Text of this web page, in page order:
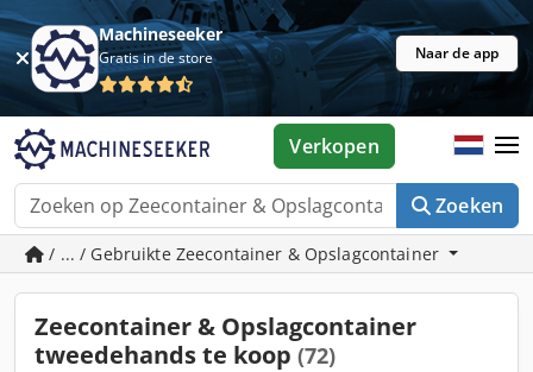
Machineseeker
Gratis in de store Naar de app
Zoeken
Verkopen
/ ... / Gebruikte Zeecontainer & Opslagcontainer
Zeecontainer & Opslagcontainer
tweedehands te koop (72)